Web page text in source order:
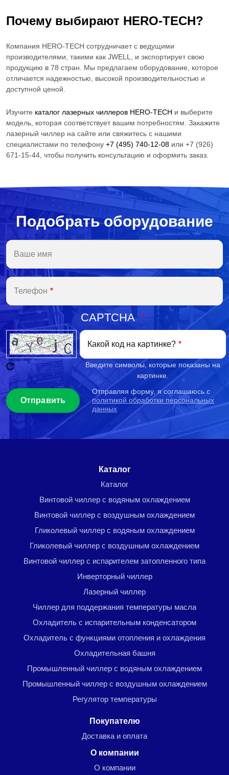
Почему выбирают HERO-TECH?
Компания HERO-TECH сотрудничает с ведущими
производителями, такими как JWELL, и экспортирует свою
продукцию в 78 стран. Мы предлагаем оборудование, которое
отличается надежностью, высокой производительностью и
доступной ценой.
Изучите каталог лазерных чиллеров HERO-TECH и выберите
модель, которая соответствует вашим потребностям. Закажите
лазерный чиллер на сайте или свяжитесь с нашими
специалистами по телефону +7 (495) 740-12-08 или +7 (926)
671-15-44 , чтобы получить консультацию и оформить заказ.
Подобрать оборудование
Ваше имя
Телефон
CAPTCHA
Какой код на картинке?
Введите символы, которые показаны на
картинке.
Отправляя форму, я соглашаюсь с
политикой обработки персональных
данных
Каталог
Каталог
Винтовой чиллер с водяным охлаждением
Винтовой чиллер с воздушным охлаждением
Гликолевый чиллер с водяным охлаждением
Гликолевый чиллер с воздушным охлаждением
Винтовой чиллер с испарителем затопленного типа
Инверторный чиллер
Лазерный чиллер
Чиллер для поддержания температуры масла
Охладитель с испарительным конденсатором
Охладитель с функциями отопления и охлаждения
Охладительная башня
Промышленный чиллер с водяным охлаждением
Промышленный чиллер с воздушным охлаждением
Регулятор температуры
Покупателю
Доставка и оплата
О компании
О компании